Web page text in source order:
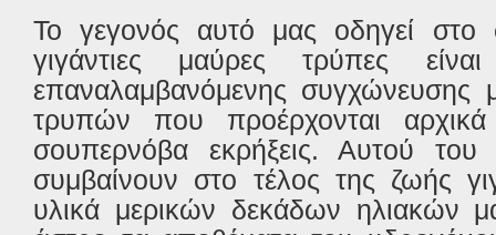
Το γεγονός αυτό μας οδηγεί στο
γιγάντιες μαύρες τρύπες
επαναλαμβανόμενης συγχώνευσης
τρυπών που προέρχονται
σουπερνόβα εκρήξεις. Αυτού του
συμβαίνουν στο τέλος της ζωής
υλικά μερικών δεκάδων ηλιακών